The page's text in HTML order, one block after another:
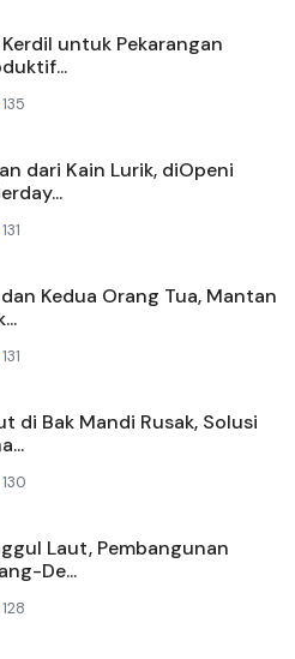
untuk Pekarangan
135
dari Kain Lurik, diOpeni
131
Kedua Orang Tua, Mantan
131
di Bak Mandi Rusak, Solusi
130
Laut, Pembangunan
De...
128